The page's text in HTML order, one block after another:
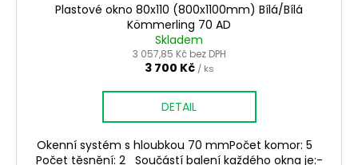
Plastové okno 80x110 (800x1100mm) Bílá/Bílá
Kömmerling 70 AD
Skladem
3 057,85 Kč bez DPH
3 700 Kč / ks
DETAIL
Okenní systém s hloubkou 70 mmPočet komor: 5
Počet těsnění: 2 Součástí balení každého okna je:-